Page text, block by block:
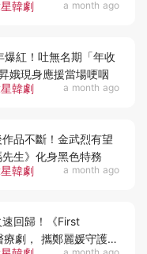
韓劇 a month ago
韓劇 a month ago
紅！吐無名期「年收
娥現身應援當場哽咽
韓劇 a month ago
作品不斷！金武烈有望
生》化身黑色特務
回歸！《First
劇， 攜鄭麗媛守護病